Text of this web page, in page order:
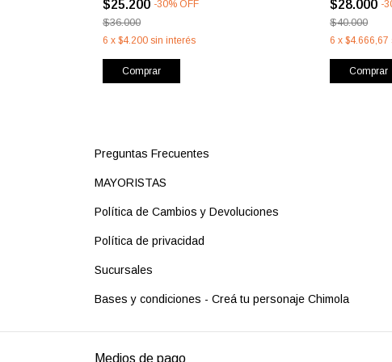
$25.200 -30% OFF
$36.000
6 x $4.200 sin interés
Comprar
$28.000 -
$40.000
6 x$4.666,67
Comprar
Preguntas Frecuentes
MAYORISTAS
Política de Cambios y Devoluciones
Política de privacidad
Sucursales
Bases y condiciones - Creá tu personaje Chimola
Medios de pago